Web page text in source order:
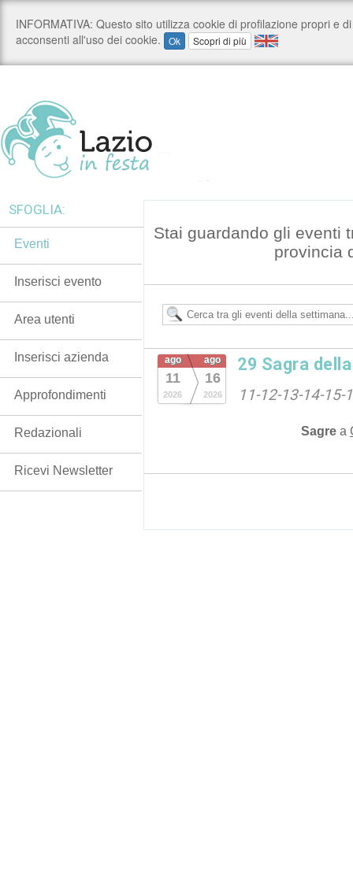
Stai guardando gli eventi
provincia
ago
11
2026
ago
16
2026
29 Sagra
11-12-13-14-
Sagre a
SFOGLIA:
Eventi
Inserisci evento
Area utenti
Inserisci azienda
Approfondimenti
Redazionali
Ricevi Newsletter